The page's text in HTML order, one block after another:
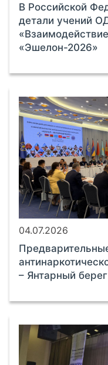
В Российской
детали учений
«Эшелон-2026»
04.07.2026
– Янтарный